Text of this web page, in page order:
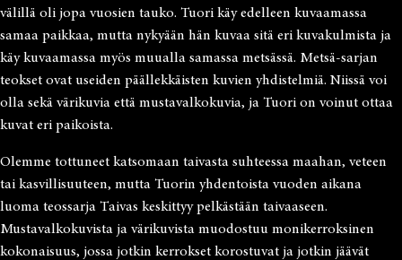
välillä oli jopa vuosien tauko. Tuori käy edelleen kuvaamassa
samaa paikkaa, mutta nykyään hän kuvaa sitä eri kuvakulmista ja
käy kuvaamassa myös muualla samassa metsässä. Metsä-sarjan
teokset ovat useiden päällekkäisten kuvien yhdistelmiä. Niissä voi
olla sekä värikuvia että mustavalkokuvia, ja Tuori on voinut ottaa
kuvat eri paikoista.
Olemme tottuneet katsomaan taivasta suhteessa maahan, veteen
tai kasvillisuuteen, mutta Tuorin yhdentoista vuoden aikana
luoma teossarja Taivas keskittyy pelkästään taivaaseen.
Mustavalkokuvista ja värikuvista muodostuu monikerroksinen
kokonaisuus, jossa jotkin kerrokset korostuvat ja jotkin jäävät